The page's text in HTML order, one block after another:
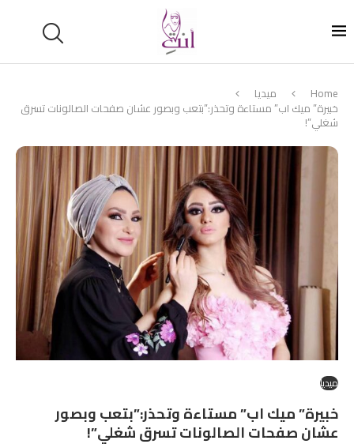
Home ميديا
خبيرة” ميك اب” مستاءة وتحذر:”بتعب وبصور عشان صفحات الصالونات تسرق
شغلي”!
ميديا
خبيرة” ميك اب” مستاءة وتحذر:”بتعب وبصور
عشان صفحات الصالونات تسرق شغلي”!